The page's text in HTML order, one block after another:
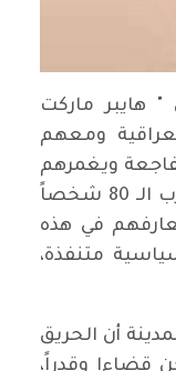
هايبر ماركت
ومعهم
ويغمرهم
الحزن العميق على فقدان ما يقارب الـ 80 شخصاً
في هذه
متنفذة،
أن الحريق
قضاءا وقدراً،